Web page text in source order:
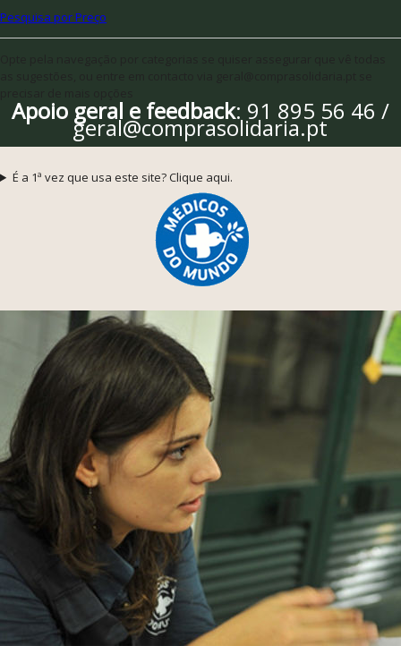
Pesquisa por Preço
Apoio geral e feedback: 91 895 56 46 /
geral@comprasolidaria.pt
É a 1ª vez que usa este site? Clique aqui.